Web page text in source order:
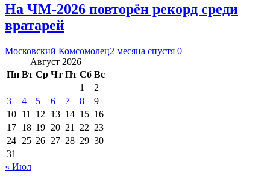
На ЧМ-2026 повторён рекорд среди
вратарей
Московский Комсомолец2 месяца спустя 0
Август 2026
Пн Вт Ср Чт Пт Сб Вс
1
2
3
4 5 6 7 8
9
10 11 12 13 14 15 16
17 18 19 20 21 22 23
24 25 26 27 28 29 30
31
« Июл